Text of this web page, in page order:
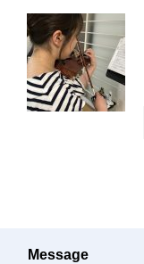
Message